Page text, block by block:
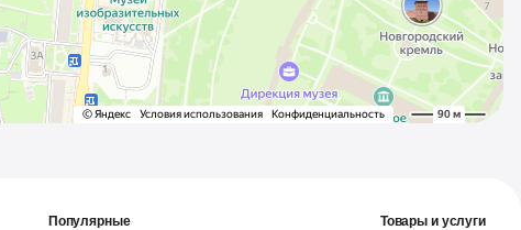
Популярные Товары и услуги